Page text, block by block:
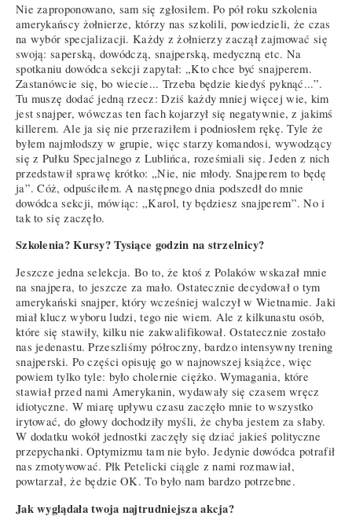
Nie zaproponowano, sam się zgłosiłem. Po pół roku szkolenia
amerykańscy żołnierze, którzy nas szkolili, powiedzieli, że czas
na wybór specjalizacji. Każdy z żołnierzy zaczął zajmować się
swoją: saperską, dowódczą, snajperską, medyczną etc. Na
spotkaniu dowódca sekcji zapytał: „Kto chce być snajperem.
Zastanówcie się, bo wiecie... Trzeba będzie kiedyś pyknąć...”.
Tu muszę dodać jedną rzecz: Dziś każdy mniej więcej wie, kim
jest snajper, wówczas ten fach kojarzył się negatywnie, z jakimś
killerem. Ale ja się nie przeraziłem i podniosłem rękę. Tyle że
byłem najmłodszy w grupie, więc starzy komandosi, wywodzący
się z Pułku Specjalnego z Lublińca, roześmiali się. Jeden z nich
przedstawił sprawę krótko: „Nie, nie młody. Snajperem to będę
ja”. Cóż, odpuściłem. A następnego dnia podszedł do mnie
dowódca sekcji, mówiąc: „Karol, ty będziesz snajperem”. No i
tak to się zaczęło.
Szkolenia? Kursy? Tysiące godzin na strzelnicy?
Jeszcze jedna selekcja. Bo to, że ktoś z Polaków wskazał mnie
na snajpera, to jeszcze za mało. Ostatecznie decydował o tym
amerykański snajper, który wcześniej walczył w Wietnamie. Jaki
miał klucz wyboru ludzi, tego nie wiem. Ale z kilkunastu osób,
które się stawiły, kilku nie zakwalifikował. Ostatecznie zostało
nas jedenastu. Przeszliśmy półroczny, bardzo intensywny trening
snajperski. Po części opisuję go w najnowszej książce, więc
powiem tylko tyle: było cholernie ciężko. Wymagania, które
stawiał przed nami Amerykanin, wydawały się czasem wręcz
idiotyczne. W miarę upływu czasu zaczęło mnie to wszystko
irytować, do głowy dochodziły myśli, że chyba jestem za słaby.
W dodatku wokół jednostki zaczęły się dziać jakieś polityczne
przepychanki. Optymizmu tam nie było. Jedynie dowódca potrafił
nas zmotywować. Płk Petelicki ciągle z nami rozmawiał,
powtarzał, że będzie OK. To było nam bardzo potrzebne.
Jak wyglądała twoja najtrudniejsza akcja?